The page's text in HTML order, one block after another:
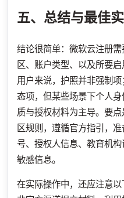
五、总结与最佳
结论很简单：微软云注册
区、账户类型、以及所要
用户来说，护照并非强制
态项，但某些场景下个人
质与授权材料为主导。要
区规则，遵循官方指引，
号、授权人信息、教育机
敏感信息。
在实际操作中，还应注意